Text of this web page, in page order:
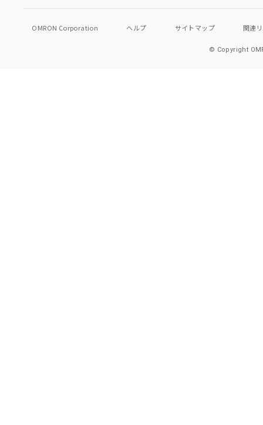
OMRON Corporation ヘルプ サイトマップ 関連
© Copyright